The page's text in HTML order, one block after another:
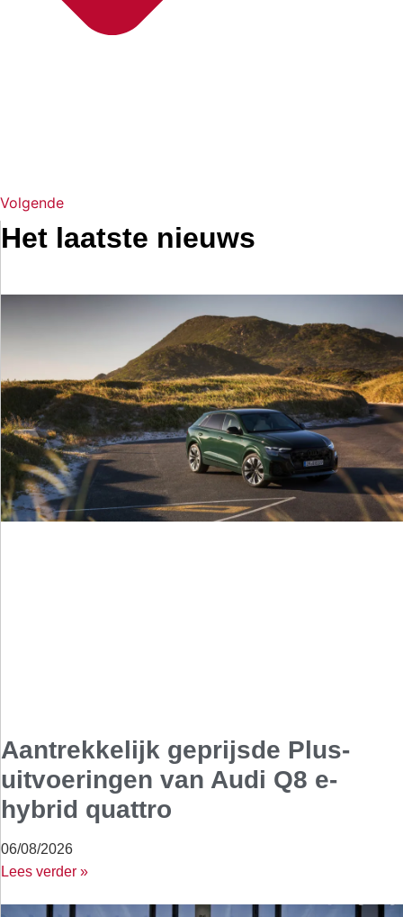
Volgende
Het laatste nieuws
Aantrekkelijk geprijsde Plus-
uitvoeringen van Audi Q8 e-
hybrid quattro
06/08/2026
Lees verder »